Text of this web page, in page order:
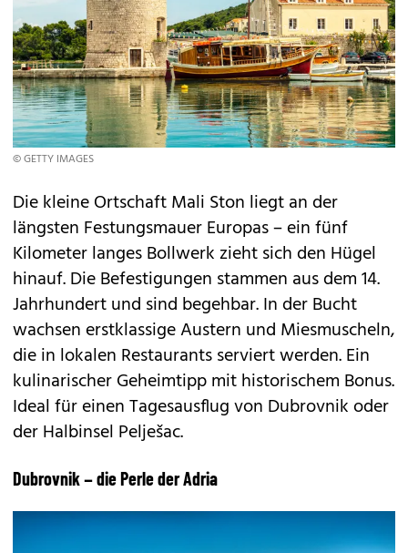
© GETTY IMAGES
Die kleine Ortschaft Mali Ston liegt an der
längsten Festungsmauer Europas – ein fünf
Kilometer langes Bollwerk zieht sich den Hügel
hinauf. Die Befestigungen stammen aus dem 14.
Jahrhundert und sind begehbar. In der Bucht
wachsen erstklassige Austern und Miesmuscheln,
die in lokalen Restaurants serviert werden. Ein
kulinarischer Geheimtipp mit historischem Bonus.
Ideal für einen Tagesausflug von Dubrovnik oder
der Halbinsel Pelješac.
Dubrovnik – die Perle der Adria